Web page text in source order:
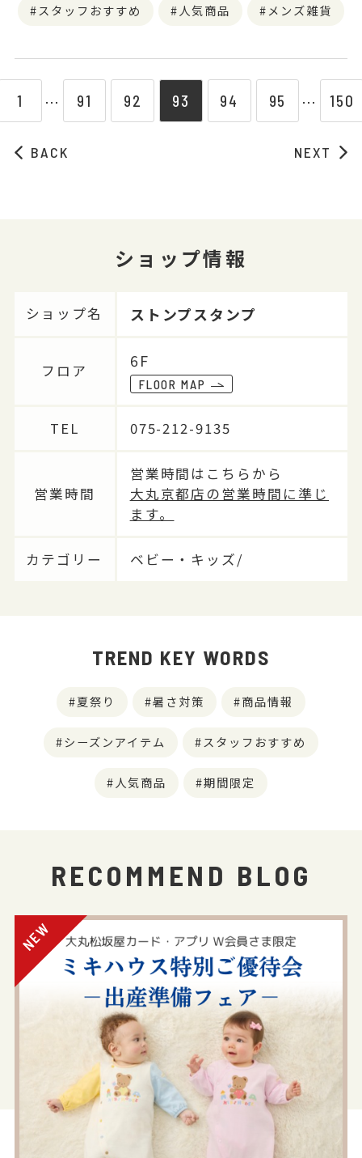
スタッフおすすめ 人気商品 メンズ雑貨
BACK
1 ⋯ 91 92 93 94 95 ⋯ 150
NEXT
ショップ情報
ショップ名 ストンプスタンプ
フロア
6F
FLOOR MAP
TEL 075-212-9135
営業時間
営業時間はこちらから
大丸京都店の営業時間に準じ
ます。
カテゴリー ベビー・キッズ/
TREND KEY WORDS
夏祭り 暑さ対策 商品情報
シーズンアイテム スタッフおすすめ
人気商品 期間限定
RECOMMEND BLOG